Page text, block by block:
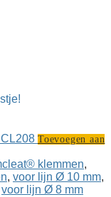
Toevoegen aan
klemmen,
, voor lijn Ø 10 mm,
voor lijn Ø 8 mm